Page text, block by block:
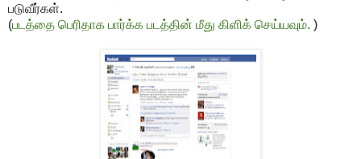
படுவீர்கள்.
(படத்தை பெரிதாக பார்க்க படத்தின் மீது கிளிக் செய்யவும். )